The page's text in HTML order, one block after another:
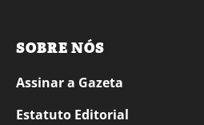
SOBRE NÓS
Assinar a Gazeta
Estatuto Editorial